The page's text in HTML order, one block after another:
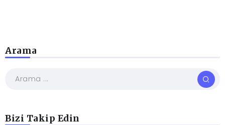
Arama
Bizi Takip Edin